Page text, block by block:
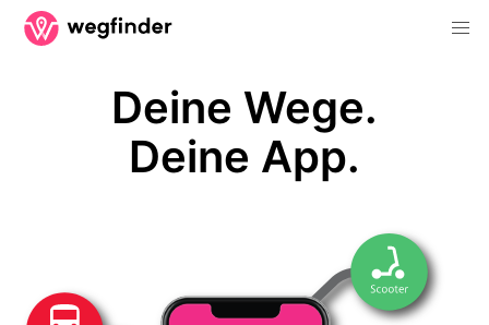
Deine Wege.
Deine App.